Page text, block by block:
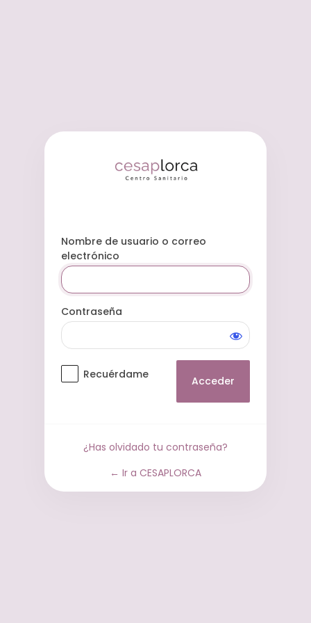
Acceder
Nombre de usuario o correo
electrónico
Contraseña
Recuérdame
¿Has olvidado tu contraseña?
← Ir a CESAPLORCA